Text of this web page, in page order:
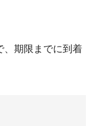
期限までに到着